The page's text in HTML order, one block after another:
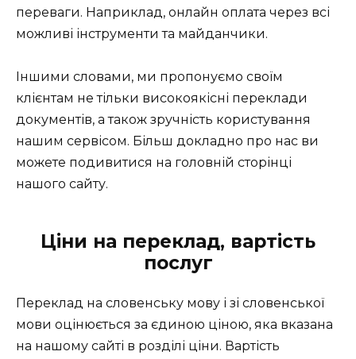
переваги. Наприклад, онлайн оплата через всі
можливі інструменти та майданчики.
Іншими словами, ми пропонуємо своїм
клієнтам не тільки високоякісні переклади
документів, а також зручність користування
нашим сервісом. Більш докладно про нас ви
можете подивитися на головній сторінці
нашого сайту.
Ціни на переклад, вартість
послуг
Переклад на словенську мову і зі словенської
мови оцінюється за єдиною ціною, яка вказана
на нашому сайті в розділі ціни. Вартість